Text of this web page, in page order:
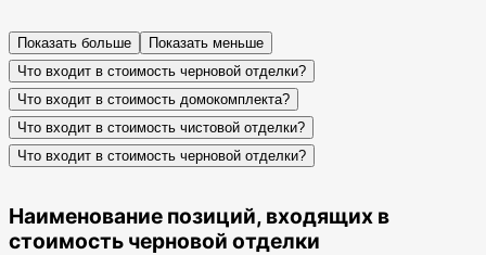
Показать больше
Показать меньше
Что входит в стоимость черновой отделки?
Что входит в стоимость домокомплекта?
Что входит в стоимость чистовой отделки?
Что входит в стоимость черновой отделки?
Наименование позиций, входящих в
стоимость черновой отделки